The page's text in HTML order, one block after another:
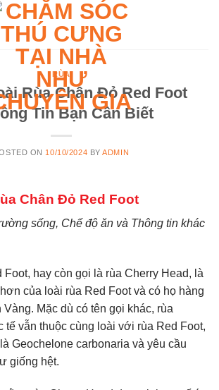
RÙA
Rùa Chân Đỏ Red Foot
Tin Bạn Cần Biết
ON 10/10/2024 BYADMIN
Chân Đỏ Red Foot
sống, Chế độ ăn và Thông tin khác
Foot, hay còn gọi là rùa Cherry Head, là
của loài rùa Red Foot và có họ hàng
Mặc dù có tên gọi khác, rùa
tế vẫn thuộc cùng loài với rùa Red Foot,
Geochelone carbonaria và yêu cầu
giống hệt.